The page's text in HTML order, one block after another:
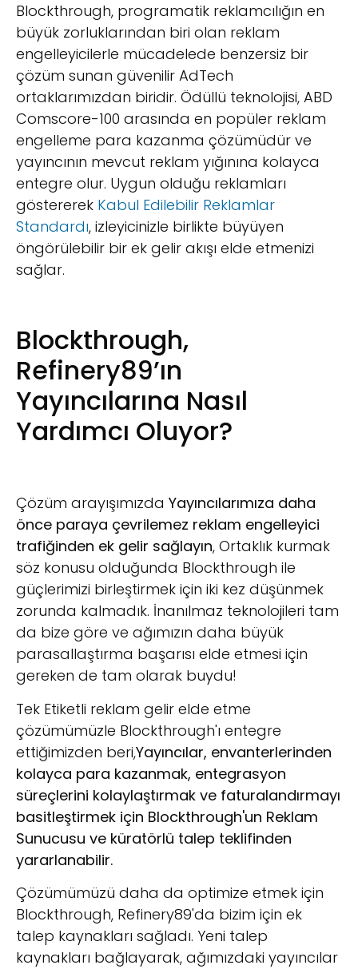
Blockthrough, programatik reklamcılığın en
büyük zorluklarından biri olan reklam
engelleyicilerle mücadelede benzersiz bir
çözüm sunan güvenilir AdTech
ortaklarımızdan biridir. Ödüllü teknolojisi, ABD
Comscore-100 arasında en popüler reklam
engelleme para kazanma çözümüdür ve
yayıncının mevcut reklam yığınına kolayca
entegre olur. Uygun olduğu reklamları
göstererek Kabul Edilebilir Reklamlar
Standardı, izleyicinizle birlikte büyüyen
öngörülebilir bir ek gelir akışı elde etmenizi
sağlar.
Blockthrough,
Refinery89’ın
Yayıncılarına Nasıl
Yardımcı Oluyor?
Çözüm arayışımızda Yayıncılarımıza daha
önce paraya çevrilemez reklam engelleyici
trafiğinden ek gelir sağlayın, Ortaklık kurmak
söz konusu olduğunda Blockthrough ile
güçlerimizi birleştirmek için iki kez düşünmek
zorunda kalmadık. İnanılmaz teknolojileri tam
da bize göre ve ağımızın daha büyük
parasallaştırma başarısı elde etmesi için
gereken de tam olarak buydu!
Tek Etiketli reklam gelir elde etme
çözümümüzle Blockthrough'ı entegre
ettiğimizden beri,Yayıncılar, envanterlerinden
kolayca para kazanmak, entegrasyon
süreçlerini kolaylaştırmak ve faturalandırmayı
basitleştirmek için Blockthrough'un Reklam
Sunucusu ve küratörlü talep teklifinden
yararlanabilir.
Çözümümüzü daha da optimize etmek için
Blockthrough, Refinery89'da bizim için ek
talep kaynakları sağladı. Yeni talep
kaynakları bağlayarak, ağımızdaki yayıncılar